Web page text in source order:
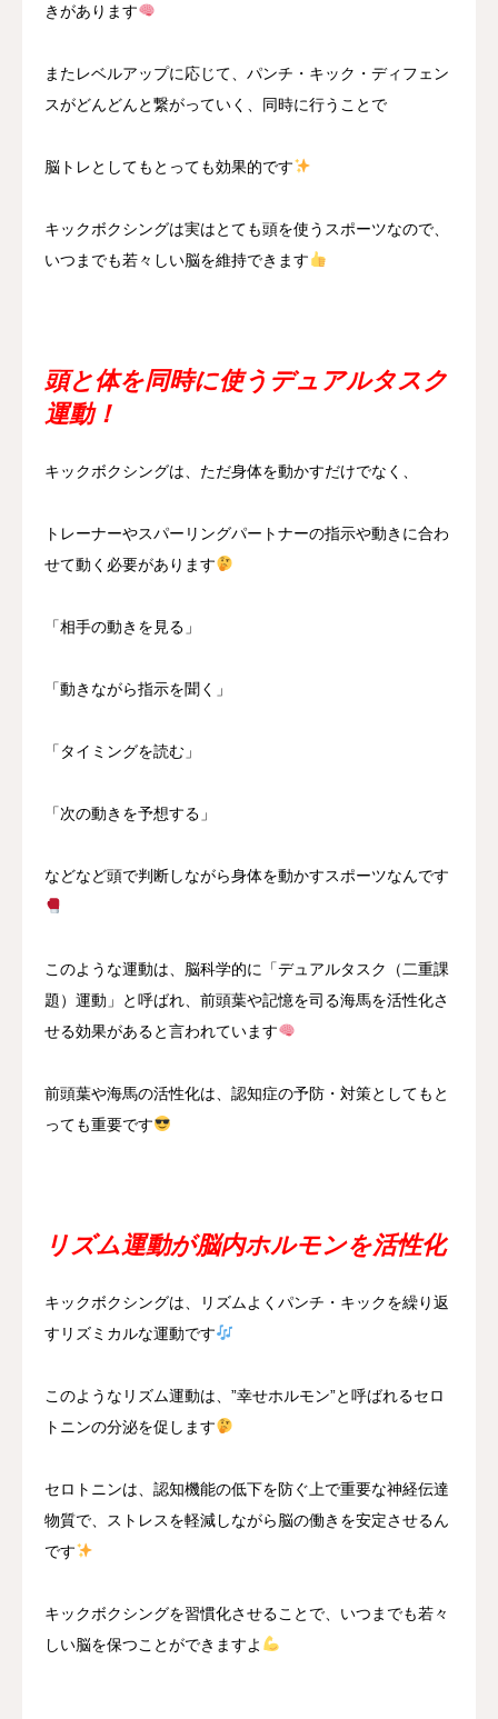
きがあります
またレベルアップに応じて、パンチ・キック・ディフェン
スがどんどんと繋がっていく、同時に行うことで
脳トレとしてもとっても効果的です
キックボクシングは実はとても頭を使うスポーツなので、
いつまでも若々しい脳を維持できます
頭と体を同時に使うデュアルタスク
運動！
キックボクシングは、ただ身体を動かすだけでなく、
トレーナーやスパーリングパートナーの指示や動きに合わ
せて動く必要があります
「相手の動きを見る」
「動きながら指示を聞く」
「タイミングを読む」
「次の動きを予想する」
などなど頭で判断しながら身体を動かすスポーツなんです
このような運動は、脳科学的に「デュアルタスク（二重課
題）運動」と呼ばれ、前頭葉や記憶を司る海馬を活性化さ
せる効果があると言われています
前頭葉や海馬の活性化は、認知症の予防・対策としてもと
っても重要です
リズム運動が脳内ホルモンを活性化
キックボクシングは、リズムよくパンチ・キックを繰り返
すリズミカルな運動です
このようなリズム運動は、”幸せホルモン”と呼ばれるセロ
トニンの分泌を促します
セロトニンは、認知機能の低下を防ぐ上で重要な神経伝達
物質で、ストレスを軽減しながら脳の働きを安定させるん
です
キックボクシングを習慣化させることで、いつまでも若々
しい脳を保つことができますよ